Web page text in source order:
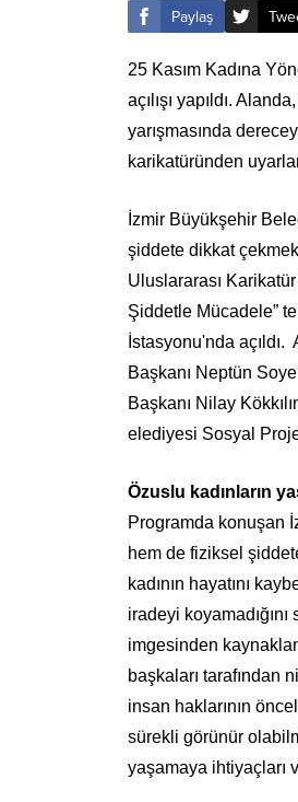
Paylaş
25 Kasım Kadına
açılışı yapıldı.
yarışmasında
karikatüründen
İzmir Büyükşehir
şiddete dikkat
Uluslararası
Şiddetle Mücadele”
İstasyonu'nda
Başkanı Neptün
Başkanı Nilay
elediyesi Sosyal
Özuslu kadınların
Programda konuşan
hem de fiziksel
kadının hayatını
iradeyi
imgesinden
başkaları tarafından
insan haklarının
sürekli görünür
yaşamaya ihtiyaçları